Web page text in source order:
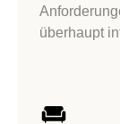
überhaupt